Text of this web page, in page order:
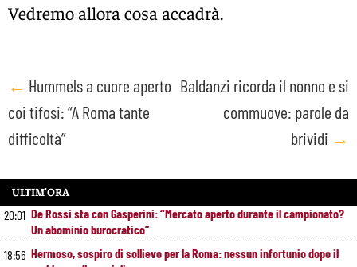
Vedremo allora cosa accadrà.
Post
navigation
← Hummels a cuore aperto
coi tifosi: “A Roma tante
difficoltà”
Baldanzi ricorda il nonno e si
commuove: parole da
brividi →
ULTIM’ORA
20:01 De Rossi sta con Gasperini: “Mercato aperto durante il campionato?
Un abominio burocratico”
18:56 Hermoso, sospiro di sollievo per la Roma: nessun infortunio dopo il